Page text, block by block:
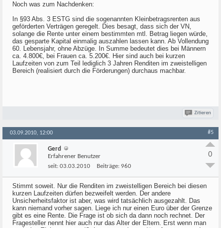
Noch was zum Nachdenken:
In §93 Abs. 3 ESTG sind die sogenannten Kleinbetragsrenten aus
geförderten Verträgen geregelt. Dies besagt, dass sich der VN,
solange die Rente unter einem bestimmten mtl. Betrag liegen würde,
das gesparte Kapital einmalig auszahlen lassen kann. Ab Vollendung
60. Lebensjahr, ohne Abzüge. In Summe bedeutet dies bei Männern
ca. 4.800€, bei Frauen ca. 5.200€. Hier sind auch bei kurzen
Laufzeiten von zum Teil lediglich 3 Jahren Renditen im zweistelligen
Bereich (realisiert durch die Förderungen) durchaus machbar.
Zitieren
03.09.2010, 12:00 #5
Gerd
Erfahrener Benutzer
seit: 03.03.2010 Beiträge: 960
0
Stimmt soweit. Nur die Renditen im zweistelligen Bereich bei diesen
kurzen Laufzeiten dürfen bezweifelt werden. Der andere
Unsicherheitsfaktor ist aber, was wird tatsächlich ausgezahlt. Das
kann niemand vorher sagen. Liege ich nur einen Euro über der Grenze
gibt es eine Rente. Die Frage ist ob sich da dann noch rechnet. Der
Fragesteller nennt hier auch nur das Alter der Eltern. Erst wenn man